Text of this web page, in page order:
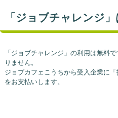
「ジョブチャレンジ
「ジョブチャレンジ」の利用は無料
りません。
ジョブカフェこうちから受入企業に
をお支払いします。